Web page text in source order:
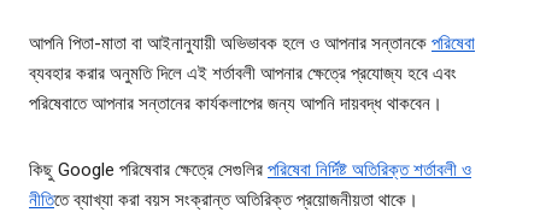
আপনি পিতা-মাতা বা আইনানুযায়ী অভিভাবক হলে ও আপনার সন্তানকে পরিষেবা
ব্যবহার করার অনুমতি দিলে এই শর্তাবলী আপনার ক্ষেত্রে প্রযোজ্য হবে এবং
পরিষেবাতে আপনার সন্তানের কার্যকলাপের জন্য আপনি দায়বদ্ধ থাকবেন।
কিছু Google পরিষেবার ক্ষেত্রে সেগুলির পরিষেবা নির্দিষ্ট অতিরিক্ত শর্তাবলী ও
নীতিতে ব্যাখ্যা করা বয়স সংক্রান্ত অতিরিক্ত প্রয়োজনীয়তা থাকে।